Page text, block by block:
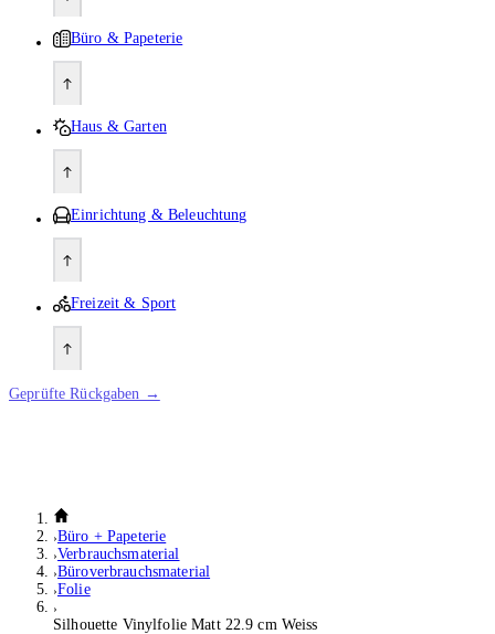
Büro & Papeterie
Haus & Garten
Einrichtung & Beleuchtung
Freizeit & Sport
Geprüfte Rückgaben →
Büro + Papeterie
Verbrauchsmaterial
Büroverbrauchsmaterial
Folie
Silhouette Vinylfolie Matt 22.9 cm Weiss